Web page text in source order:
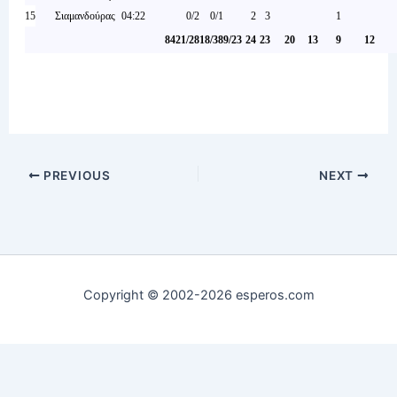
15
Σιαμανδούρας 04:22 0/2 0/1 2 3
1
8421/2818/389/23 24 23 20 13 9 12
PREVIOUS NEXT
Copyright © 2002-2026 esperos.com